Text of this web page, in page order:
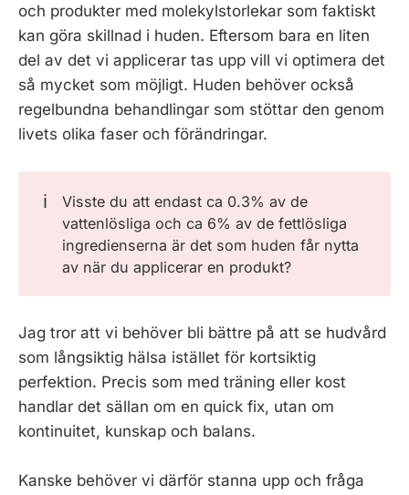
och produkter med molekylstorlekar som faktiskt
kan göra skillnad i huden. Eftersom bara en liten
del av det vi applicerar tas upp vill vi optimera det
så mycket som möjligt. Huden behöver också
regelbundna behandlingar som stöttar den genom
livets olika faser och förändringar.
ℹ️
Visste du att endast ca 0.3% av de
vattenlösliga och ca 6% av de fettlösliga
ingredienserna är det som huden får nytta
av när du applicerar en produkt?
Jag tror att vi behöver bli bättre på att se hudvård
som långsiktig hälsa istället för kortsiktig
perfektion. Precis som med träning eller kost
handlar det sällan om en quick fix, utan om
kontinuitet, kunskap och balans.
Kanske behöver vi därför stanna upp och fråga